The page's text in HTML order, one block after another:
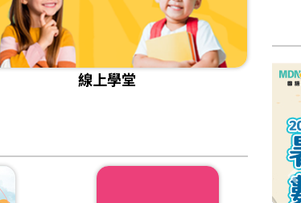
線上學堂